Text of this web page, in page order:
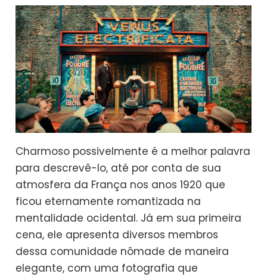
Charmoso possivelmente é a melhor palavra
para descrevê-lo, até por conta de sua
atmosfera da França nos anos 1920 que
ficou eternamente romantizada na
mentalidade ocidental. Já em sua primeira
cena, ele apresenta diversos membros
dessa comunidade nômade de maneira
elegante, com uma fotografia que